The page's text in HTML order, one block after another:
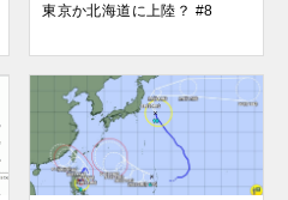
東京か北海道に上陸？ #8